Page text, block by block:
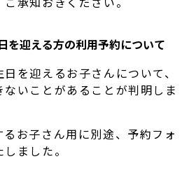
を迎える方の利用予約について
を迎えるお子さんについて、
いことがあることが判明しま
お子さん用に別途、予約フォ
ました。